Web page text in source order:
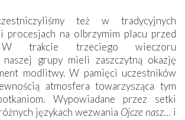
też w tradycyjnych
procesjach na olbrzymim placu przed
W trakcie trzeciego wieczoru
naszej grupy mieli zaszczytną okazję
modlitwy. W pamięci uczestników
atmosfera towarzysząca tym
Wypowiadane przez setki
językach wezwania Ojcze nasz… i